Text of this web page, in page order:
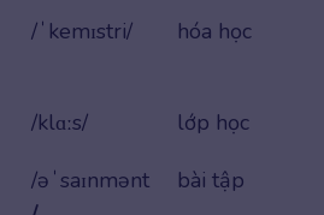
/ˈkemɪstri/ hóa học
/klɑːs/
lớp học
/əˈsaɪnmənt
bài tập